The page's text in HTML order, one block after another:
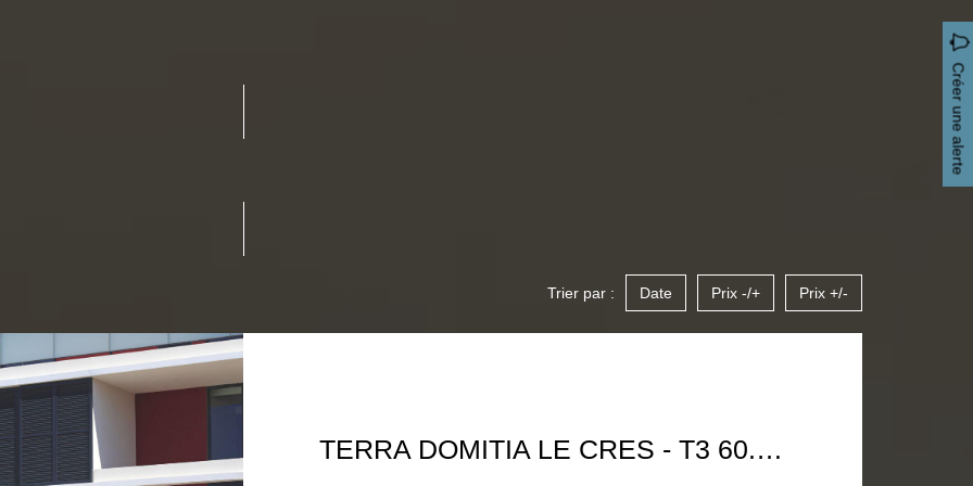
Créer une alerte
Trier par : Date Prix -/+ Prix +/-
TERRA DOMITIA LE CRES - T3 60.70 M² AVEC TERRASSE